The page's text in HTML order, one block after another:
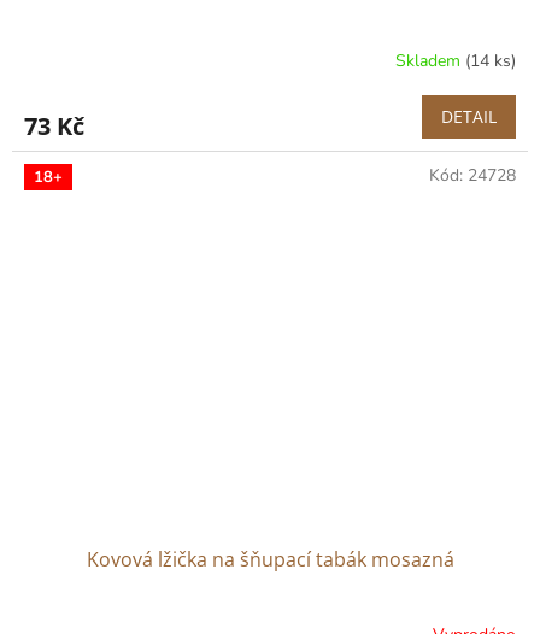
Skladem (14 ks)
73 Kč DETAIL
18+
Kovová lžička na šňupací tabák mosazná
Kód: 24728